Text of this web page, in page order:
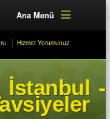
Ana Menü
Hizmet Yorumunuz
İstanbul -